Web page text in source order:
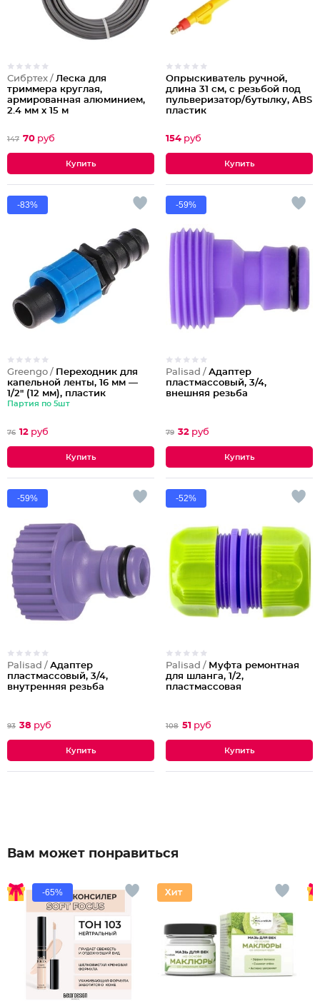
Сибртех / Леска для
триммера круглая,
армированная алюминием,
2.4 мм х 15 м
147 70 руб
Опрыскиватель ручной,
длина 31 см, с резьбой под
пульверизатор/бутылку, ABS
пластик
154 руб
-83%
Greengo / Переходник для
капельной ленты, 16 мм —
1/2" (12 мм), пластик
Партия по 5шт
76 12 руб
-59%
Palisad / Адаптер
пластмассовый, 3/4,
внешняя резьба
79 32 руб
-59%
Palisad / Адаптер
пластмассовый, 3/4,
внутренняя резьба
93 38 руб
-52%
Palisad / Муфта ремонтная
для шланга, 1/2,
пластмассовая
108 51 руб
Вам может понравиться
-65%